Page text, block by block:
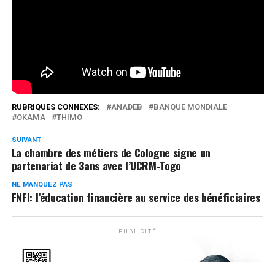
RUBRIQUES CONNEXES: ANADEB
BANQUE MONDIALE
OKAMA
THIMO
SUIVANT
La chambre des métiers de Cologne signe un
partenariat de 3ans avec l’UCRM-Togo
NE MANQUEZ PAS
FNFI: l’éducation financière au service des bénéficiaires
PUBLICITÉ